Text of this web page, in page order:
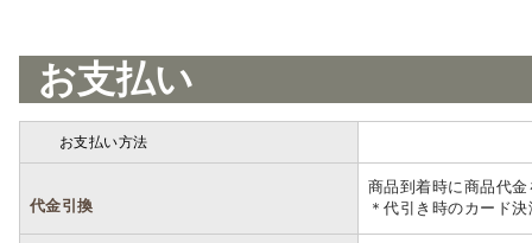
お支払い
お支払い方法
代金引換
商品到着時に商品代
＊代引き時のカード